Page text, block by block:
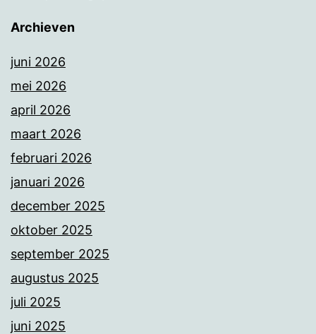
Archieven
juni 2026
mei 2026
april 2026
maart 2026
februari 2026
januari 2026
december 2025
oktober 2025
september 2025
augustus 2025
juli 2025
juni 2025